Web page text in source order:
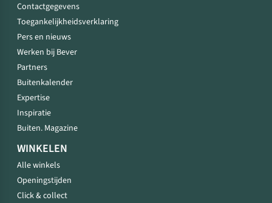
Contactgegevens
Toegankelijkheidsverklaring
Pers en nieuws
Werken bij Bever
Partners
Buitenkalender
Expertise
Inspiratie
Buiten. Magazine
WINKELEN
Alle winkels
Openingstijden
Click & collect